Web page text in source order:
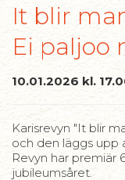
It blir
Ei paljoo
10.01.2026 kl.
Karisrevyn "It blir
och den läggs upp
Revyn har premiär
jubileumsåret.